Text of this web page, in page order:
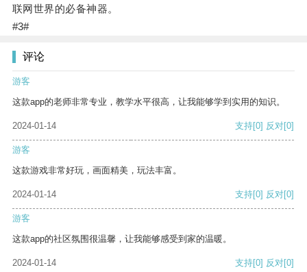
联网世界的必备神器。
#3#
评论
游客
这款app的老师非常专业，教学水平很高，让我能够学到实用的知识。
2024-01-14 支持[0] 反对[0]
游客
这款游戏非常好玩，画面精美，玩法丰富。
2024-01-14 支持[0] 反对[0]
游客
这款app的社区氛围很温馨，让我能够感受到家的温暖。
2024-01-14 支持[0] 反对[0]